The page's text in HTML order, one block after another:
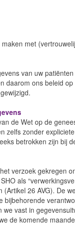
met
van uw
daarom ons beleid
de Wet op de
zelfs zonder
betrokken zijn bij
verzoek gekregen
als
26 AVG). De
bijbehorende
vast in
de komende